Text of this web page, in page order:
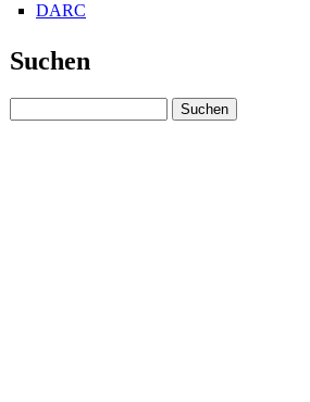
DARC
Suchen